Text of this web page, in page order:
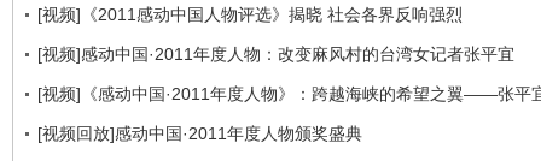
[视频]《2011感动中国人物评选》揭晓 社会各界反响强烈
[视频]感动中国·2011年度人物：改变麻风村的台湾女记者张平宜
[视频]《感动中国·2011年度人物》：跨越海峡的希望之翼——张平
[视频回放]感动中国·2011年度人物颁奖盛典